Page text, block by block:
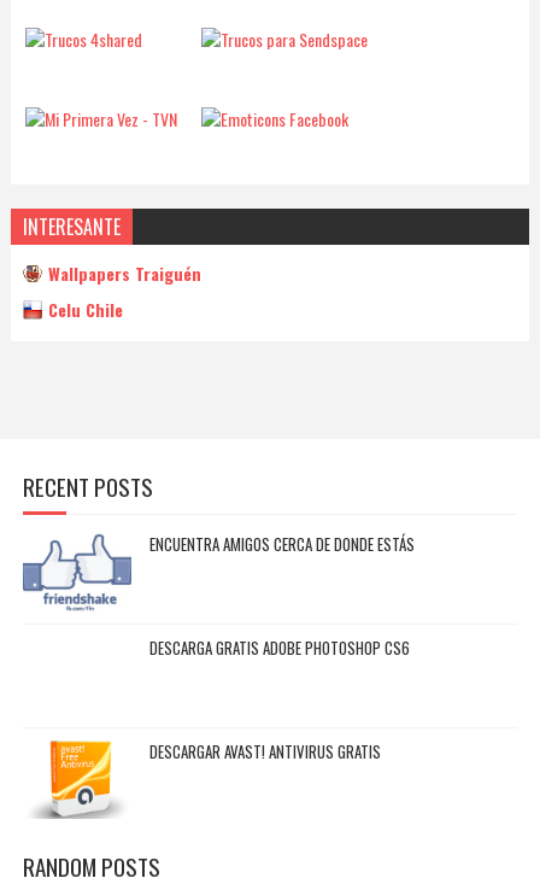
INTERESANTE
Wallpapers Traiguén
Celu Chile
RECENT POSTS
ENCUENTRA AMIGOS CERCA DE DONDE ESTÁS
DESCARGA GRATIS ADOBE PHOTOSHOP CS6
DESCARGAR AVAST! ANTIVIRUS GRATIS
RANDOM POSTS